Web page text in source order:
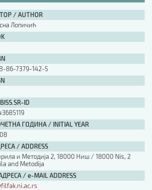
/ AUTHOR
Лопичић
86-7379-142-5
ID
ГОДИНА / INITIAL YEAR
/ ADDRESS
и Методија 2, 18000 Ниш / 18000 Nis, 2
and Metodija
/ e-MAIL ADDRESS